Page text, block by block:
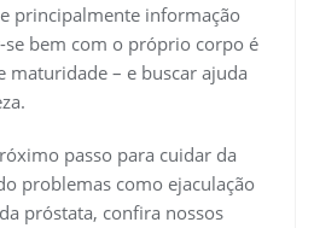
principalmente informação
se bem com o próprio corpo é
maturidade – e buscar ajuda
passo para cuidar da
problemas como ejaculação
próstata, confira nossos